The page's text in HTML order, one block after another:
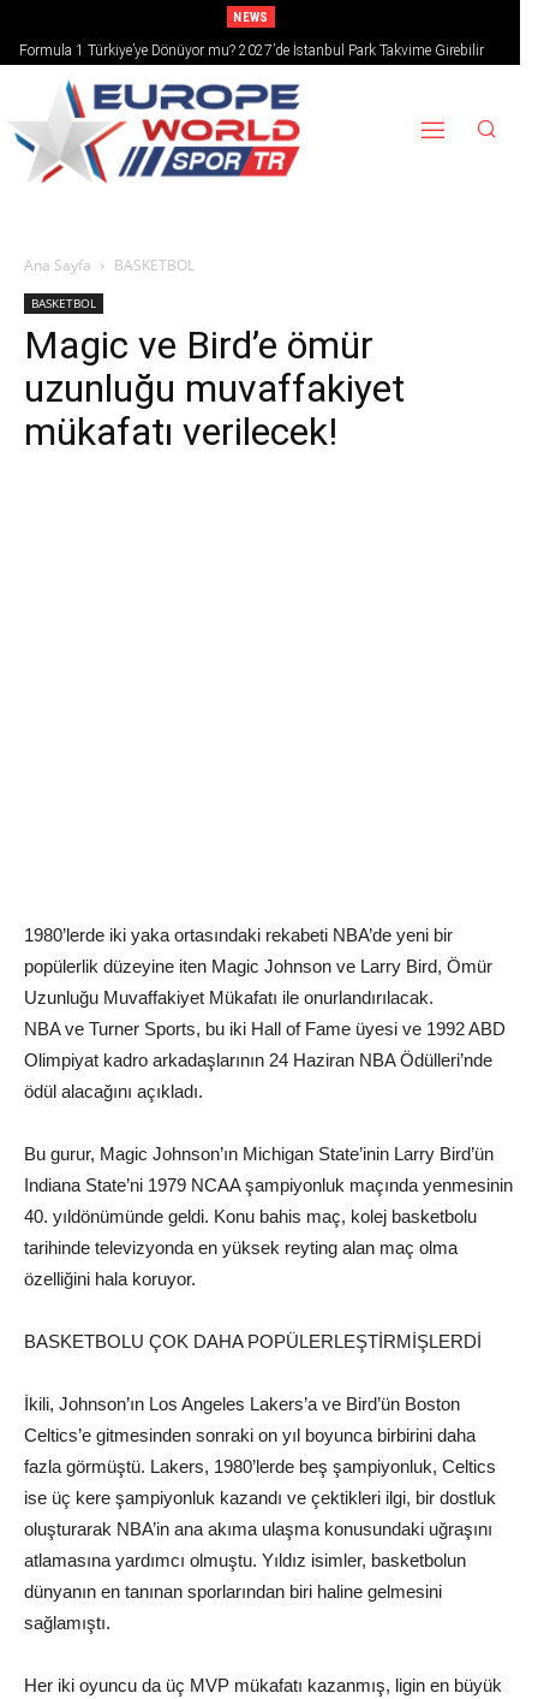
NEWS
Formula 1 Türkiye’ye Dönüyor mu? 2027’de İstanbul Park Takvime Girebilir
Ana Sayfa BASKETBOL
BASKETBOL
Magic ve Bird’e ömür
uzunluğu muvaffakiyet
mükafatı verilecek!
1980’lerde iki yaka ortasındaki rekabeti NBA’de yeni bir
popülerlik düzeyine iten Magic Johnson ve Larry Bird, Ömür
Uzunluğu Muvaffakiyet Mükafatı ile onurlandırılacak.
NBA ve Turner Sports, bu iki Hall of Fame üyesi ve 1992 ABD
Olimpiyat kadro arkadaşlarının 24 Haziran NBA Ödülleri’nde
ödül alacağını açıkladı.
Bu gurur, Magic Johnson’ın Michigan State’inin Larry Bird’ün
Indiana State’ni 1979 NCAA şampiyonluk maçında yenmesinin
40. yıldönümünde geldi. Konu bahis maç, kolej basketbolu
tarihinde televizyonda en yüksek reyting alan maç olma
özelliğini hala koruyor.
BASKETBOLU ÇOK DAHA POPÜLERLEŞTİRMİŞLERDİ
İkili, Johnson’ın Los Angeles Lakers’a ve Bird’ün Boston
Celtics’e gitmesinden sonraki on yıl boyunca birbirini daha
fazla görmüştü. Lakers, 1980’lerde beş şampiyonluk, Celtics
ise üç kere şampiyonluk kazandı ve çektikleri ilgi, bir dostluk
oluşturarak NBA’in ana akıma ulaşma konusundaki uğraşını
atlamasına yardımcı olmuştu. Yıldız isimler, basketbolun
dünyanın en tanınan sporlarından biri haline gelmesini
sağlamıştı.
Her iki oyuncu da üç MVP mükafatı kazanmış, ligin en büyük